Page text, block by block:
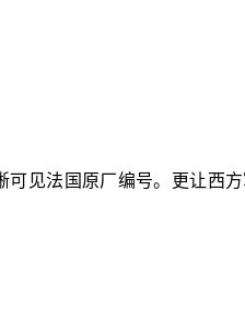
可见法国原厂编号。更让